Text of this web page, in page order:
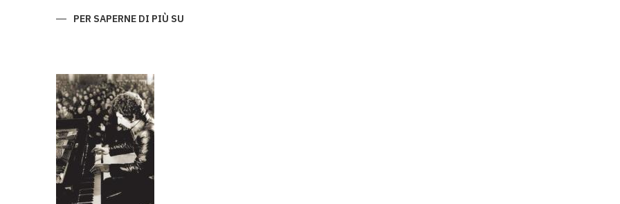
PER SAPERNE DI PIÙ SU